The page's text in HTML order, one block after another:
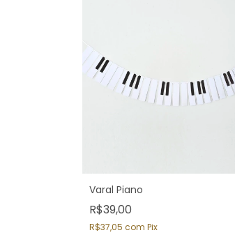
Varal Piano
R$39,00
R$37,05 com Pix